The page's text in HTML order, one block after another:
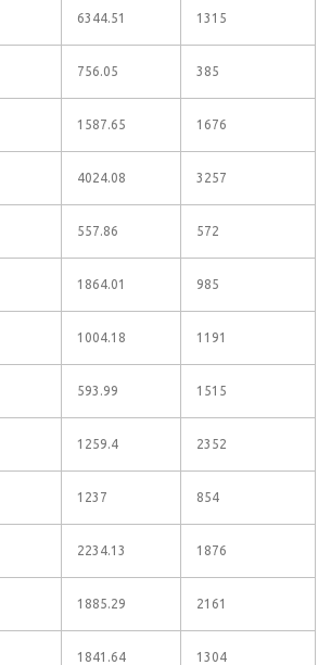
6344.51 1315
756.05 385
1587.65 1676
4024.08 3257
557.86 572
1864.01 985
1004.18 1191
593.99 1515
1259.4 2352
1237 854
2234.13 1876
1885.29 2161
1841.64 1304